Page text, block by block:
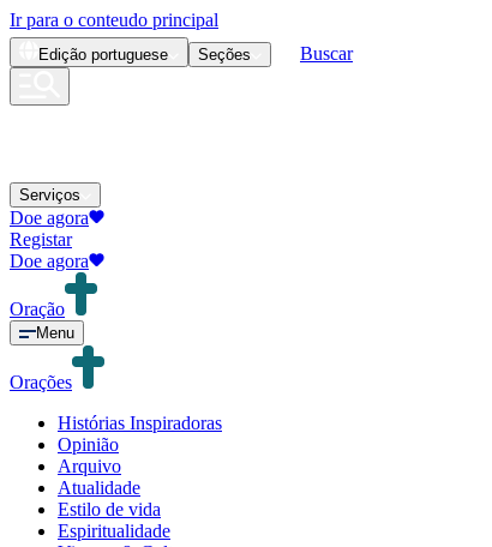
Ir para o conteudo principal
Edição portuguese Seções Buscar
Serviços
Doe agora
Registar
Doe agora
Oração
Menu
Orações
Histórias Inspiradoras
Opinião
Arquivo
Atualidade
Estilo de vida
Espiritualidade